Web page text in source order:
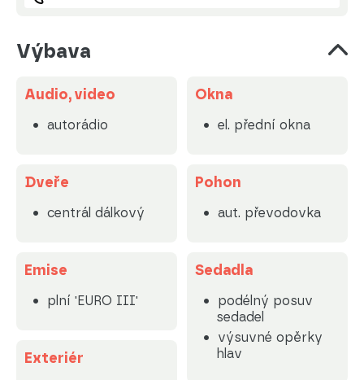
Výbava
Audio, video
autorádio
Dveře
centrál dálkový
Emise
plní 'EURO III'
Exteriér
Okna
el. přední okna
Pohon
aut. převodovka
Sedadla
podélný posuv
sedadel
výsuvné opěrky
hlav